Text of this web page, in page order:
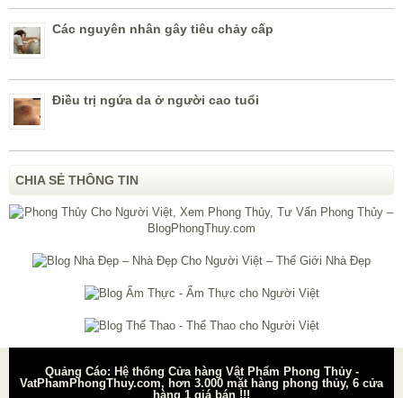
Các nguyên nhân gây tiêu chảy cấp
Điều trị ngứa da ở người cao tuổi
CHIA SẺ THÔNG TIN
Quảng Cáo: Hệ thống Cửa hàng Vật Phẩm Phong Thủy -
VatPhamPhongThuy.com, hơn 3.000 mặt hàng phong thủy, 6 cửa
hàng 1 giá bán !!!